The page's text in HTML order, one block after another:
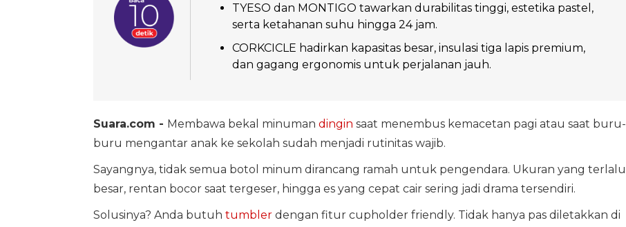
TYESO dan MONTIGO tawarkan durabilitas tinggi, estetika pastel,
serta ketahanan suhu hingga 24 jam.
CORKCICLE hadirkan kapasitas besar, insulasi tiga lapis premium,
dan gagang ergonomis untuk perjalanan jauh.
Suara.com - Membawa bekal minuman dingin saat menembus kemacetan pagi atau saat buru-
buru mengantar anak ke sekolah sudah menjadi rutinitas wajib.
Sayangnya, tidak semua botol minum dirancang ramah untuk pengendara. Ukuran yang terlalu
besar, rentan bocor saat tergeser, hingga es yang cepat cair sering jadi drama tersendiri.
Solusinya? Anda butuh tumblerdengan fitur cupholder friendly. Tidak hanya pas diletakkan di